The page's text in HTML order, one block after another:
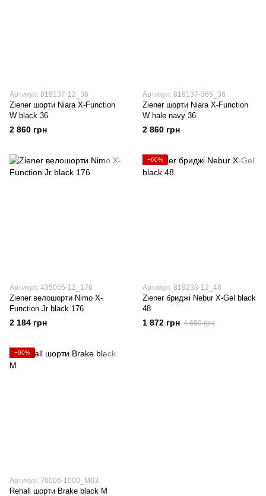
Артикул: 819137-12_36
Ziener шорти Niara X-Function
W black 36
2 860 грн
Артикул: 819137-365_36
Ziener шорти Niara X-Function
W hale navy 36
2 860 грн
Артикул: 435005-12_176
Ziener велошорти Nimo X-
Function Jr black 176
2 184 грн
−60%
Артикул: 819238-12_48
Ziener бриджі Nebur X-Gel black
48
1 872 грн 4 680 грн
−90%
Артикул: 70006-1000_M03
Rehall шорти Brake black M